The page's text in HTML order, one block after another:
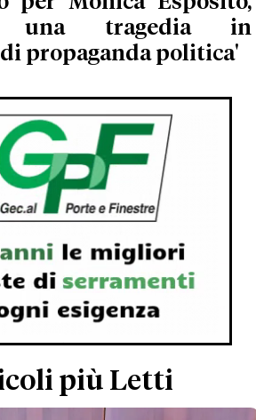
una tragedia in
propaganda politica'
più Letti